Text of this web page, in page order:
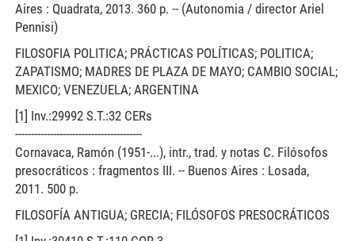
Aires : Quadrata, 2013. 360 p. -- (Autonomia / director Ariel
Pennisi)
FILOSOFIA POLITICA; PRÁCTICAS POLÍTICAS; POLITICA;
ZAPATISMO; MADRES DE PLAZA DE MAYO; CAMBIO SOCIAL;
MEXICO; VENEZUELA; ARGENTINA
[1] Inv.:29992 S.T.:32 CERs
----------------------------------------
Cornavaca, Ramón (1951-...), intr., trad. y notas C. Filósofos
presocráticos : fragmentos III. -- Buenos Aires : Losada,
2011. 500 p.
FILOSOFÍA ANTIGUA; GRECIA; FILÓSOFOS PRESOCRÁTICOS